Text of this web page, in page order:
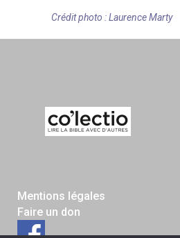
Crédit photo : Laurence Marty
Mentions légales
Faire un don